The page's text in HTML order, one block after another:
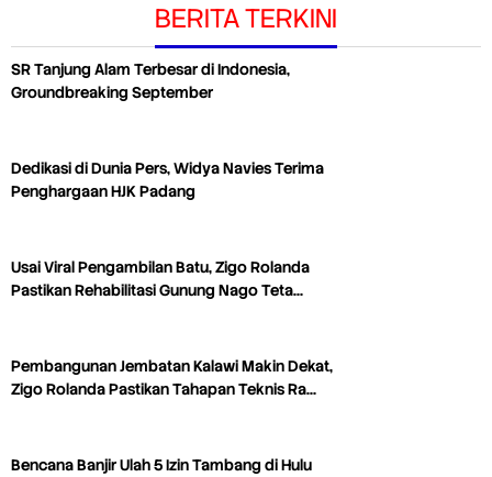
BERITA TERKINI
SR Tanjung Alam Terbesar di Indonesia,
Groundbreaking September
Dedikasi di Dunia Pers, Widya Navies Terima
Penghargaan HJK Padang
Usai Viral Pengambilan Batu, Zigo Rolanda
Pastikan Rehabilitasi Gunung Nago Teta…
Pembangunan Jembatan Kalawi Makin Dekat,
Zigo Rolanda Pastikan Tahapan Teknis Ra…
Bencana Banjir Ulah 5 Izin Tambang di Hulu